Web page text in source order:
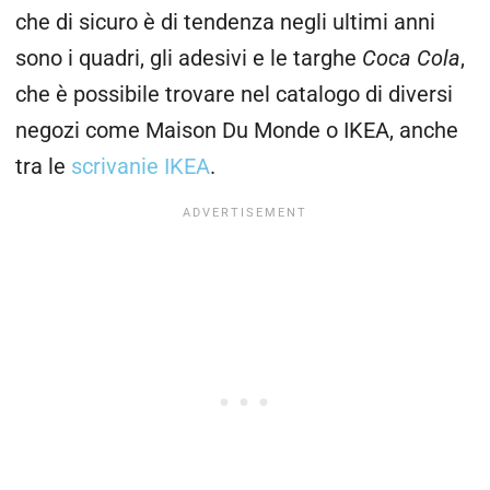
che di sicuro è di tendenza negli ultimi anni
sono i quadri, gli adesivi e le targhe Coca Cola,
che è possibile trovare nel catalogo di diversi
negozi come Maison Du Monde o IKEA, anche
tra le scrivanie IKEA.